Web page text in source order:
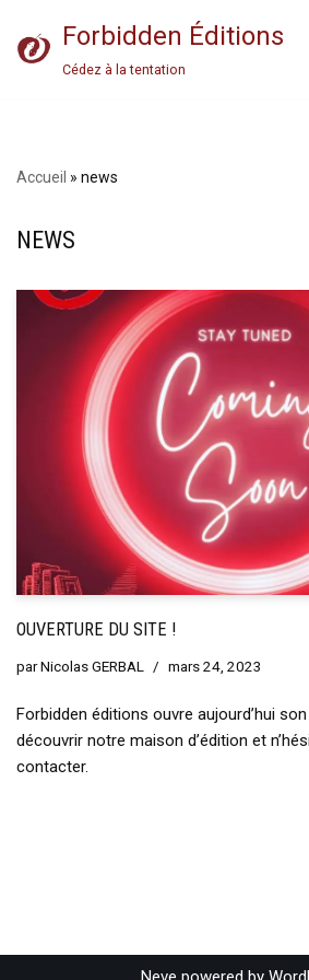
Aller
Forbidden Éditions
Cédez à la tentation
Accueil » news
NEWS
OUVERTURE DU SITE !
parNicolas GERBAL mars 24, 2023
Forbidden éditions ouvre aujourd’hui
découvrir notre maison d’édition et
contacter.